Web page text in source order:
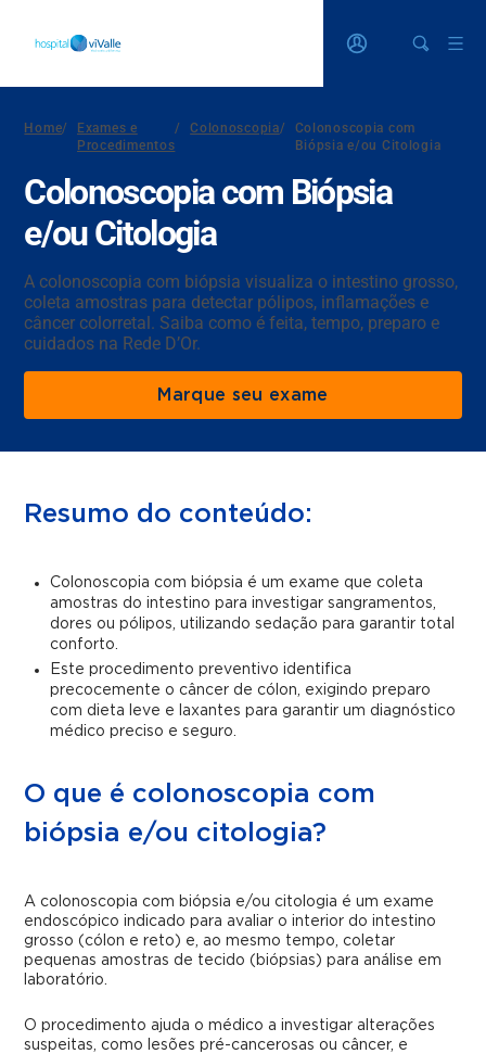
Home/
Exames e
Procedimentos
/ Colonoscopia/
Colonoscopia com
Biópsia e/ou Citologia
Colonoscopia com Biópsia
e/ou Citologia
A colonoscopia com biópsia visualiza o intestino grosso,
coleta amostras para detectar pólipos, inflamações e
câncer colorretal. Saiba como é feita, tempo, preparo e
cuidados na Rede D’Or.
Marque seu exame
Resumo do conteúdo:
Colonoscopia com biópsia é um exame que coleta
amostras do intestino para investigar sangramentos,
dores ou pólipos, utilizando sedação para garantir total
conforto.
Este procedimento preventivo identifica
precocemente o câncer de cólon, exigindo preparo
com dieta leve e laxantes para garantir um diagnóstico
médico preciso e seguro.
O que é colonoscopia com
biópsia e/ou citologia?
A colonoscopia com biópsia e/ou citologia é um exame
endoscópico indicado para avaliar o interior do intestino
grosso (cólon e reto) e, ao mesmo tempo, coletar
pequenas amostras de tecido (biópsias) para análise em
laboratório.
O procedimento ajuda o médico a investigar alterações
suspeitas, como lesões pré-cancerosas ou câncer, e